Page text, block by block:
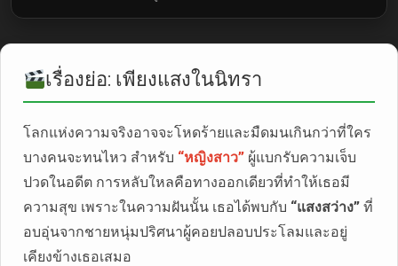
เรื่องย่อ: เพียงแสงในนิทรา
โลกแห่งความจริงอาจจะโหดร้ายและมืดมนเกินกว่าที่ใคร
บางคนจะทนไหว สำหรับ “หญิงสาว” ผู้แบกรับความเจ็บ
ปวดในอดีต การหลับใหลคือทางออกเดียวที่ทำให้เธอมี
ความสุข เพราะในความฝันนั้น เธอได้พบกับ “แสงสว่าง” ที่
อบอุ่นจากชายหนุ่มปริศนาผู้คอยปลอบประโลมและอยู่
เคียงข้างเธอเสมอ